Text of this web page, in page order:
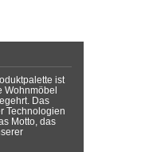
ist
Das
Technologien
Motto, das